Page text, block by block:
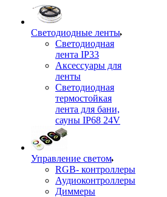
Светодиодные ленты
Светодиодная
лента IP33
Аксессуары для
ленты
Светодиодная
термостойкая
лента для бани,
сауны IP68 24V
Управление светом
RGB- контроллеры
Аудиоконтроллеры
Диммеры